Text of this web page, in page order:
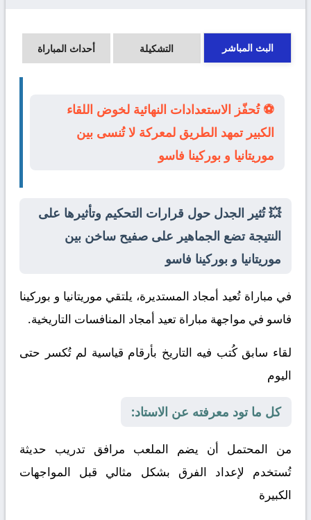
البث المباشر التشكيلة أحداث المباراة
⚽ تُحفّز الاستعدادات النهائية لخوض اللقاء
الكبير تمهد الطريق لمعركة لا تُنسى بين
موريتانيا و بوركينا فاسو
💥 تُثير الجدل حول قرارات التحكيم وتأثيرها على
النتيجة تضع الجماهير على صفيح ساخن بين
موريتانيا و بوركينا فاسو
في مباراة تُعيد أمجاد المستديرة، يلتقي موريتانيا و بوركينا
فاسو في مواجهة مباراة تعيد أمجاد المنافسات التاريخية.
لقاء سابق كُتب فيه التاريخ بأرقام قياسية لم تُكسر حتى
اليوم
كل ما تود معرفته عن الاستاد:
من المحتمل أن يضم الملعب مرافق تدريب حديثة
تُستخدم لإعداد الفرق بشكل مثالي قبل المواجهات
الكبيرة